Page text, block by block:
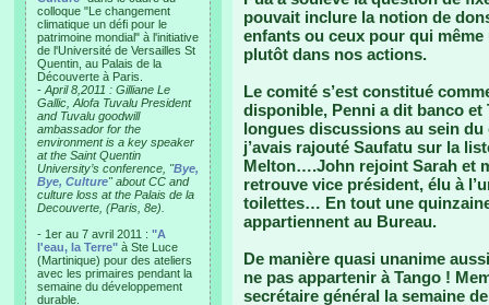
colloque "Le changement
climatique un défi pour le
patrimoine mondial" à l'initiative
de l'Université de Versailles St
Quentin, au Palais de la
Découverte à Paris.
- April 8,2011 : Gilliane Le
Gallic, Alofa Tuvalu President
and Tuvalu goodwill
ambassador for the
environment is a key speaker
at the Saint Quentin
University’s conference, "Bye,
Bye, Culture" about CC and
culture loss at the Palais de la
Decouverte, (Paris, 8e).
- 1er au 7 avril 2011 : "A
l'eau, la Terre" à Ste Luce
(Martinique) pour des ateliers
avec les primaires pendant la
semaine du développement
durable.
pouvait inclure la notion de
enfants ou ceux pour qui
plutôt dans nos actions.
Le comité s’est constitué
disponible, Penni a dit banco
longues discussions au sein du
j’avais rajouté Saufatu sur la
Melton….John rejoint Sarah et
retrouve vice président, élu à
toilettes… En tout une
appartiennent au Bureau.
De manière quasi unanime
ne pas appartenir à Tango !
secrétaire général la semaine